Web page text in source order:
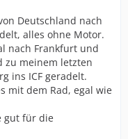
Deutschland nach
alles ohne Motor.
nach Frankfurt und
zu meinem letzten
ins ICF geradelt.
mit dem Rad, egal wie
gut für die